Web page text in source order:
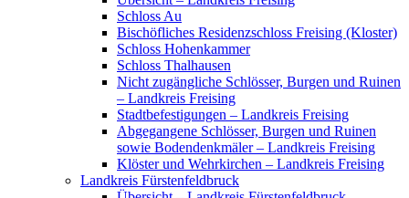
Schloss Au
Bischöfliches Residenzschloss Freising (Kloster)
Schloss Hohenkammer
Schloss Thalhausen
Nicht zugängliche Schlösser, Burgen und Ruinen
– Landkreis Freising
Stadtbefestigungen – Landkreis Freising
Abgegangene Schlösser, Burgen und Ruinen
sowie Bodendenkmäler – Landkreis Freising
Klöster und Wehrkirchen – Landkreis Freising
Landkreis Fürstenfeldbruck